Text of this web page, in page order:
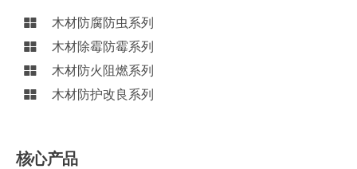
木材防腐防虫系列
木材除霉防霉系列
木材防火阻燃系列
木材防护改良系列
核心产品